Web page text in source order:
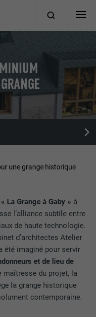
une grange historique
La Grange à Gaby » à
l’alliance subtile entre
de haute technologie.
d’architectes Atelier
été imaginé pour servir
et de lieu de
maîtresse du projet, la
la grange historique
contemporaine.